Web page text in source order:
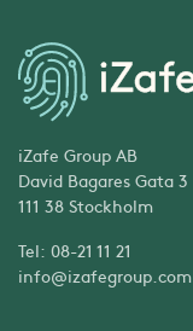
iZafe Group AB
David Bagares Gata 3
111 38 Stockholm
Tel: 08-21 11 21
info@izafegroup.com